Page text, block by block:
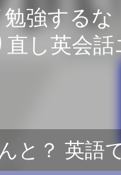
ッセイ ノンフィクシ
強するな
し英会話
と？ 英語